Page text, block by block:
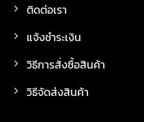
ติดต่อเรา
แจ้งชำระเงิน
วิธีการสั่งซื้อสินค้า
วิธีจัดส่งสินค้า